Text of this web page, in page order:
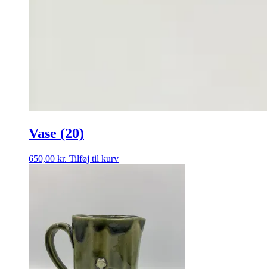
Vase (20)
650,00 kr. Tilføj til kurv